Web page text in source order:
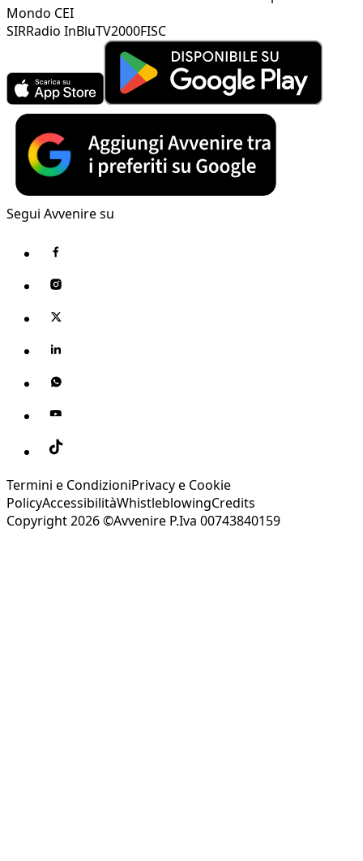
Mondo CEI
SIRRadio InBluTV2000FISC
Segui Avvenire su
Termini e CondizioniPrivacy e Cookie
PolicyAccessibilitàWhistleblowingCredits
Copyright 2026 ©Avvenire P.Iva 00743840159